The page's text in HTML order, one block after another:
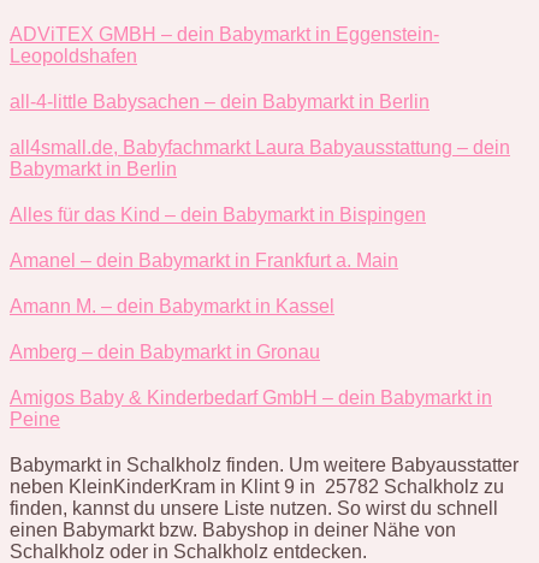
ADViTEX GMBH – dein Babymarkt in Eggenstein-
Leopoldshafen
all-4-little Babysachen – dein Babymarkt in Berlin
all4small.de, Babyfachmarkt Laura Babyausstattung – dein
Babymarkt in Berlin
Alles für das Kind – dein Babymarkt in Bispingen
Amanel – dein Babymarkt in Frankfurt a. Main
Amann M. – dein Babymarkt in Kassel
Amberg – dein Babymarkt in Gronau
Amigos Baby & Kinderbedarf GmbH – dein Babymarkt in
Peine
Babymarkt in Schalkholz finden. Um weitere Babyausstatter
neben KleinKinderKram in Klint 9 in 25782 Schalkholz zu
finden, kannst du unsere Liste nutzen. So wirst du schnell
einen Babymarkt bzw. Babyshop in deiner Nähe von
Schalkholz oder in Schalkholz entdecken.